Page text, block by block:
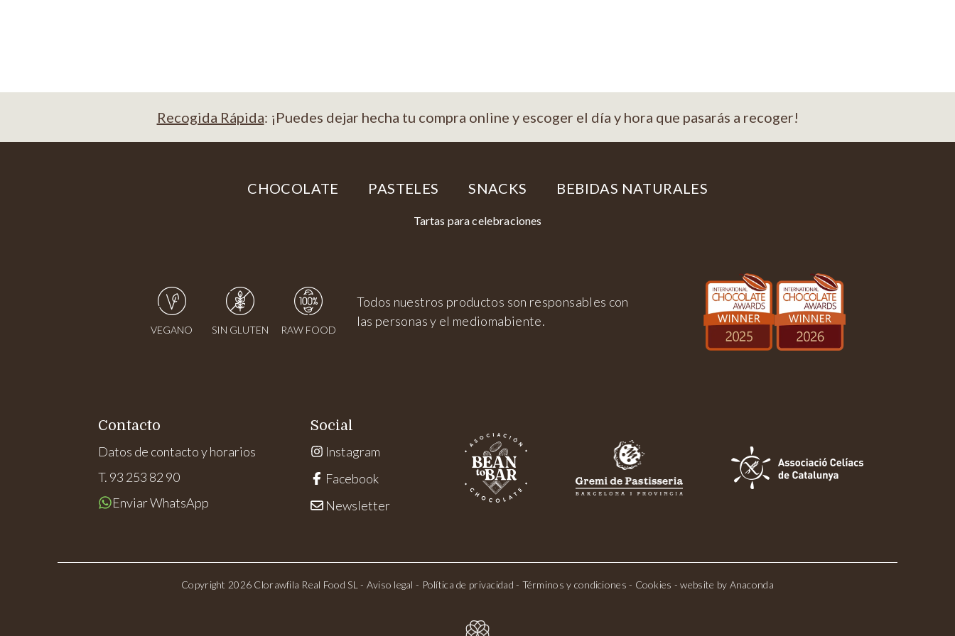
Recogida Rápida: ¡Puedes dejar hecha tu compra online y escoger el día y hora que pasarás a recoger!
CHOCOLATE PASTELES SNACKS BEBIDAS NATURALES
Tartas para celebraciones
VEGANO SIN GLUTEN RAW FOOD
Todos nuestros productos son responsables con
las personas y el mediomabiente.
Contacto
Datos de contacto y horarios
T. 93 253 82 90
Enviar WhatsApp
Social
Instagram
Facebook
Newsletter
Copyright 2026 Clorawfila Real Food SL - Aviso legal - Política de privacidad - Términos y condiciones - Cookies - website by Anaconda